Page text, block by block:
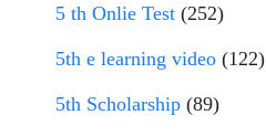
5 th Onlie Test (252)
5th e learning video (122)
5th Scholarship (89)